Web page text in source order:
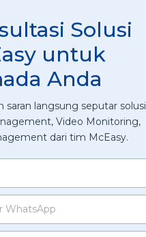
Solusi
untuk
Anda
saran langsung seputar solusi
Video Monitoring,
dari tim McEasy.